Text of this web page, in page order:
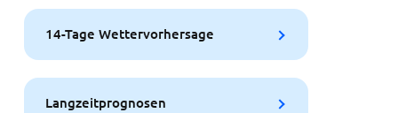
14-Tage Wettervorhersage
Langzeitprognosen